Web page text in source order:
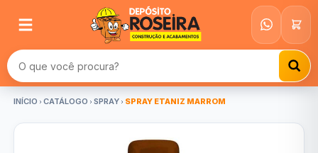
Buscar produtos
INÍCIO CATÁLOGO SPRAY SPRAY ETANIZ MARROM